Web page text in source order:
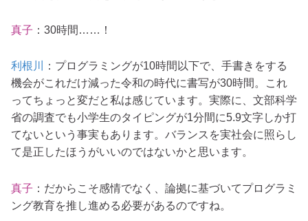
真子 ：30時間……！
利根川
：プログラミングが10時間以下で、手書きをする
機会がこれだけ減った令和の時代に書写が30時間。これ
ってちょっと変だと私は感じています。実際に、文部科学
省の調査でも小学生のタイピングが1分間に5.9文字しか打
てないという事実もあります。バランスを実社会に照らし
て是正したほうがいいのではないかと思います。
真子 ：だからこそ感情でなく、論拠に基づいてプログラミ
ング教育を推し進める必要があるのですね。